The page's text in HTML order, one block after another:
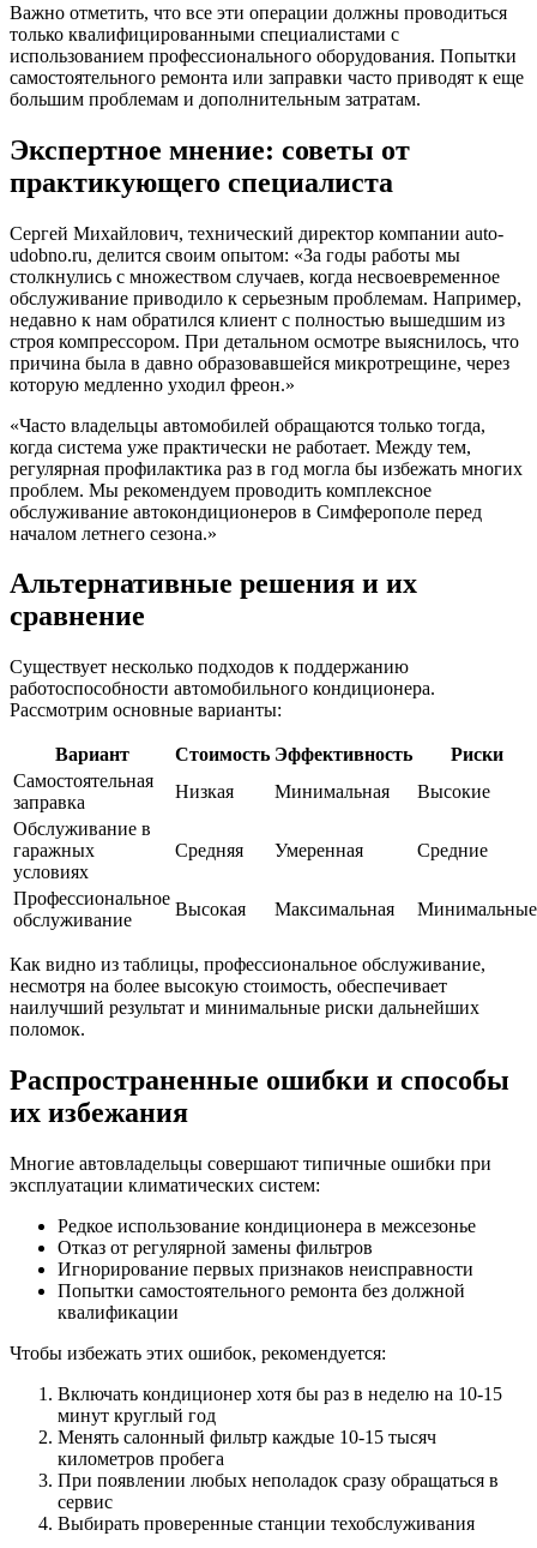
Важно отметить, что все эти операции должны проводиться
только квалифицированными специалистами с
использованием профессионального оборудования. Попытки
самостоятельного ремонта или заправки часто приводят к еще
большим проблемам и дополнительным затратам.
Экспертное мнение: советы от
практикующего специалиста
Сергей Михайлович, технический директор компании auto-
udobno.ru, делится своим опытом: «За годы работы мы
столкнулись с множеством случаев, когда несвоевременное
обслуживание приводило к серьезным проблемам. Например,
недавно к нам обратился клиент с полностью вышедшим из
строя компрессором. При детальном осмотре выяснилось, что
причина была в давно образовавшейся микротрещине, через
которую медленно уходил фреон.»
«Часто владельцы автомобилей обращаются только тогда,
когда система уже практически не работает. Между тем,
регулярная профилактика раз в год могла бы избежать многих
проблем. Мы рекомендуем проводить комплексное
обслуживание автокондиционеров в Симферополе перед
началом летнего сезона.»
Альтернативные решения и их
сравнение
Существует несколько подходов к поддержанию
работоспособности автомобильного кондиционера.
Рассмотрим основные варианты:
Вариант Стоимость Эффективность
Риски
Самостоятельная
заправка
Низкая Минимальная
Высокие
Обслуживание в
гаражных
условиях
Средняя Умеренная Средние
Профессиональное
обслуживание
Высокая Максимальная Минимальные
Как видно из таблицы, профессиональное обслуживание,
несмотря на более высокую стоимость, обеспечивает
наилучший результат и минимальные риски дальнейших
поломок.
Распространенные ошибки и способы
их избежания
Многие автовладельцы совершают типичные ошибки при
эксплуатации климатических систем:
Редкое использование кондиционера в межсезонье
Отказ от регулярной замены фильтров
Игнорирование первых признаков неисправности
Попытки самостоятельного ремонта без должной
квалификации
Чтобы избежать этих ошибок, рекомендуется:
Включать кондиционер хотя бы раз в неделю на 10-15
минут круглый год
Менять салонный фильтр каждые 10-15 тысяч
километров пробега
При появлении любых неполадок сразу обращаться в
сервис
Выбирать проверенные станции техобслуживания